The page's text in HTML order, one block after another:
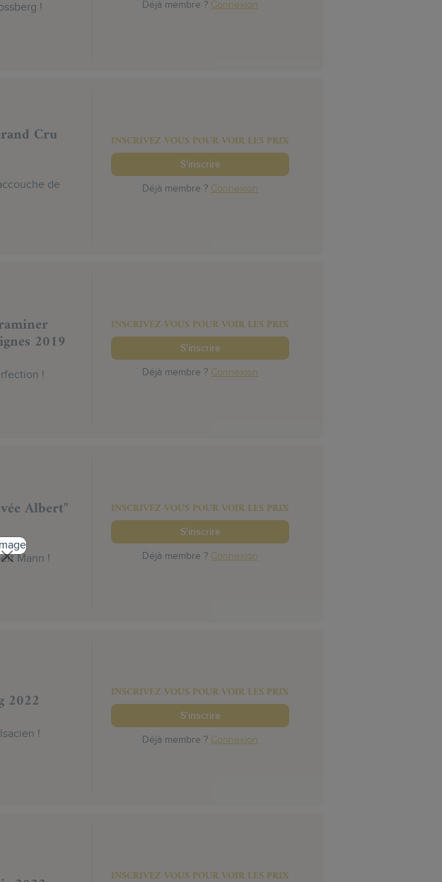
! Déjà membre ? Connexion
Cru
de
INSCRIVEZ-VOUS POUR VOIR LES PRIX
S'inscrire
Déjà membre ? Connexion
2019
!
INSCRIVEZ-VOUS POUR VOIR LES PRIX
S'inscrire
Déjà membre ? Connexion
Albert"
Mann !
INSCRIVEZ-VOUS POUR VOIR LES PRIX
S'inscrire
Déjà membre ? Connexion
2022
!
INSCRIVEZ-VOUS POUR VOIR LES PRIX
S'inscrire
Déjà membre ? Connexion
INSCRIVEZ-VOUS POUR VOIR LES PRIX